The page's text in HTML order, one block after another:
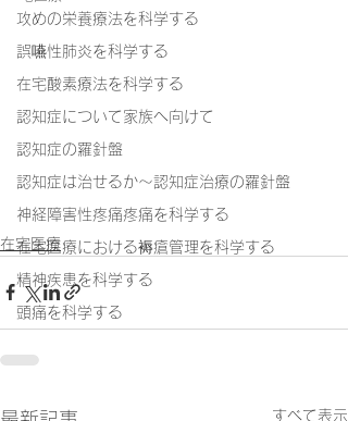
攻めの栄養療法を科学する
誤嚥性肺炎を科学する
在宅酸素療法を科学する
認知症について家族へ向けて
認知症の羅針盤
認知症は治せるか～認知症治療の羅針盤
神経障害性疼痛疼痛を科学する
在宅医療における褥瘡管理を科学する
精神疾患を科学する
頭痛を科学する
在宅医療
すべて表示